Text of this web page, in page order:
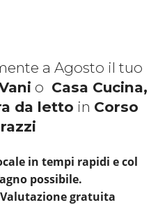
a Agosto il tuo
o Casa Cucina,
da letto in Corso
in tempi rapidi e col
possibile.
gratuita